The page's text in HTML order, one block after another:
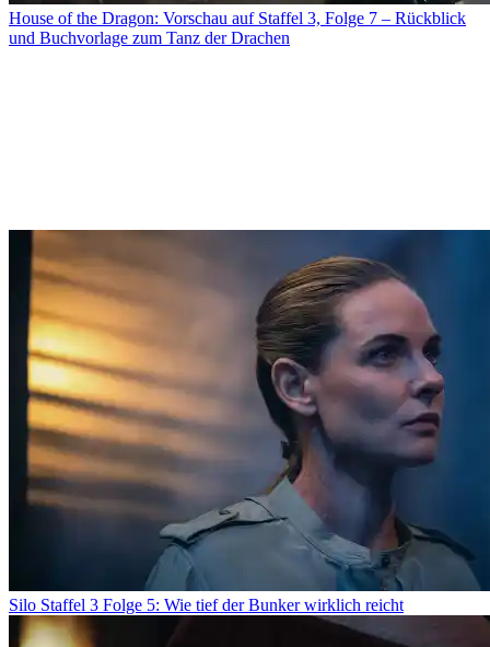
House of the Dragon: Vorschau auf Staffel 3, Folge 7 – Rückblick
und Buchvorlage zum Tanz der Drachen
Silo Staffel 3 Folge 5: Wie tief der Bunker wirklich reicht